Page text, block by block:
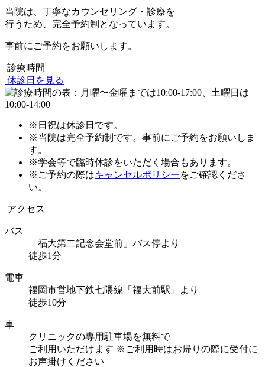
当院は、丁寧なカウンセリング・診療を
行うため、完全予約制となっています。
事前にご予約をお願いします。
診療時間
休診日を見る
※日祝は休診日です。
※当院は完全予約制です。事前にご予約をお願いしま
す。
※学会等で臨時休診をいただく場合もあります。
※ご予約の際はキャンセルポリシーをご確認くださ
い。
アクセス
バス
「福大第二記念会堂前」バス停より
徒歩1分
電車
福岡市営地下鉄七隈線「福大前駅」より
徒歩10分
車
クリニックの専用駐車場を無料で
ご利用いただけます ※ご利用時はお帰りの際に受付に
お声掛けください